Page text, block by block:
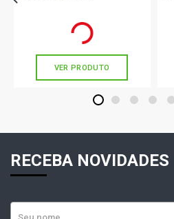
em até 4x de
VER PRODUTO
1 2 3 4 5
RECEBA NOVIDADES